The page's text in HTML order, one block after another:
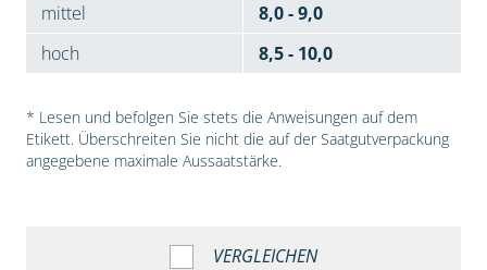
mittel
8,0 - 9,0
hoch
8,5 - 10,0
* Lesen und befolgen Sie stets die Anweisungen auf dem
Etikett. Überschreiten Sie nicht die auf der Saatgutverpackung
angegebene maximale Aussaatstärke.
VERGLEICHEN